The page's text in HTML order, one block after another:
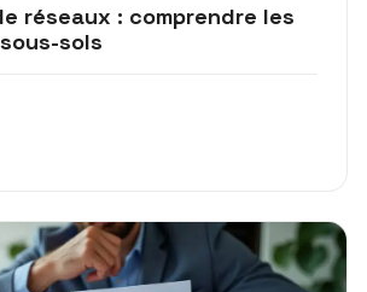
réseaux : comprendre les
sols